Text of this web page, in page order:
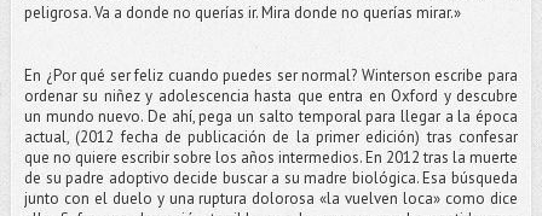
peligrosa. Va a donde no querías ir. Mira donde no querías mirar.»
En ¿Por qué ser feliz cuando puedes ser normal? Winterson escribe para
ordenar su niñez y adolescencia hasta que entra en Oxford y descubre
un mundo nuevo. De ahí, pega un salto temporal para llegar a la época
actual, (2012 fecha de publicación de la primer edición) tras confesar
que no quiere escribir sobre los años intermedios. En 2012 tras la muerte
de su padre adoptivo decide buscar a su madre biológica. Esa búsqueda
junto con el duelo y una ruptura dolorosa «la vuelven loca» como dice